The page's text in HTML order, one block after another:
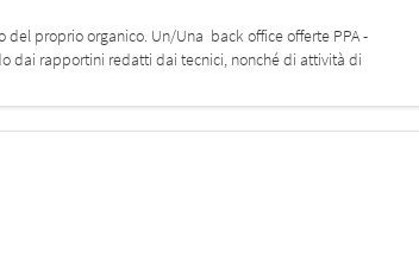
del proprio organico. Un/Una back office offerte PPA -
dai rapportini redatti dai tecnici, nonché di attività di